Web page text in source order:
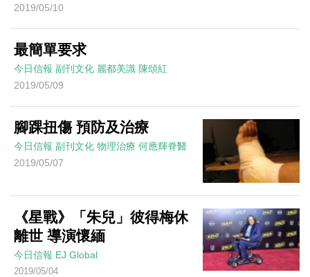
2019/05/10
最簡單要求
今日信報 副刊文化 麗都美識 陳頌紅
2019/05/09
腳踝扭傷 預防及治療
今日信報 副刊文化 物理治療 何應輝脊醫
2019/05/07
《星戰》「朱兒」彼得梅休
離世 導演懷緬
今日信報 EJ Global
2019/05/04